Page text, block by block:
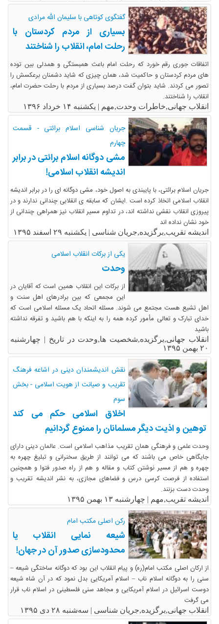
گفتگوی کوتاهی با سلیمان الله مرادی
بسیاری از مردم کردستان با
رحلت امام، انقلاب را شناختند
اتفاقات جوری رقم خورد که رحلت امام باعث همبستگی و همدلی بین توده
های مردم کردستان و حاکمیت شد، همان چیزی که شاید دشمنان برعکسش را
تصور می کردند. شاید بتوان گفت درصد بسیاری از مردم با رحلت حضرت امام،
انقلاب را شناختند.
انقلاب جهانی,خاطرات وحدت,مهم | یکشنبه ۱۴ خرداد ۱۳۹۶
جریان شناسی اسلام برائتی - قسمت
چهارم
مشی دوگانه اسلام برائتی در برابر
اندیشه انقلاب اسلامی!
جریان اسلام برائتی، با پایبندی به اصول خود، مشی دوگانه ای را در برابر اندیشه
انقلاب اسلامی اتخاذ کرده است .ایشان که سابقه ی انقلابی چندانی ندارند و در
پیروزی انقلاب نقشی نداشته اند، در تداوم مسیر انقلاب نیز همراهی چندانی از
خود نشان نداده اند
اندیشه تقریب,برگزیده,جریان شناسی | یکشنبه ۲۹ اسفند ۱۳۹۵
یکی از برکات انقلاب اسلامی
وحدت
از برکات این انقلاب همین است که آقایان در
این مجمعی که بین برادرهای اهل سنت و
اهل تشیع هست‏‎ ‎‏مجتمع می شوند. مسئله اتحاد یک‏‎ ‎‏مسئله اسلامی است که
خدای تبارک و تعالی مأمور کرده همه را به اینکه با هم باشید و‏‎ ‎‏تفرقه نداشته
باشید
انقلاب جهانی,برگزیده,شخصیت ها,وحدت در تاریخ | چهارشنبه
۲۰ بهمن ۱۳۹۵
نقش اندیشمندان دینی در اشاعه فرهنگ
تقریب و صیانت از هویت اسلامی - بخش
سوم
اخلاق اسلامی حکم می کند
توهین و اذیت دیگر مسلمانان را ممنوع گردانیم
وحدت علمی و فرهنگی همان تقریب مذاهب اسلامی است. عالمان دینی دارای
جایگاهی خاص می باشند که می توانند از طریق سخنرانی و تبلیغ چهره به
چهره و هم از مسیر نوشتن کتاب و مقاله و هم از راه صدور فتوا و همچنین
استفاده از فرصت کرسی درس و فضاهای مجازی، به نشر اندیشه تقریب و
وحدت دست بزنند.
اندیشه تقریب,مهم | چهارشنبه ۱۳ بهمن ۱۳۹۵
رکن اصلی مکتب امام
شیعه نمایی انقلاب یا
محدودسازی صدور آن در جهان!
از ارکان اصلی مکتب امام(ره) و پیام انقلاب این بود که دوگانه ساختگی شیعه –
سنی را به دوگانه اسلام ناب – اسلام آمریکایی بدل نمود که در آن شاه شیعه
دوست اسرائیل در اسلام آمریکایی و مجاهد سنی فلسطینی در اسلام ناب قرار
می گرفت
انقلاب جهانی,برگزیده,جریان شناسی | سه‌شنبه ۲۸ دی ۱۳۹۵